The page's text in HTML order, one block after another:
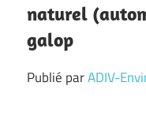
naturel
galop
Publié parADIV-